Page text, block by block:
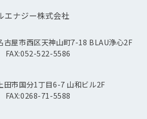
古屋市西区天神山町7-18 BLAU浄心2F
522-5586
田市国分1丁目6-7 山和ビル2F
71-5588